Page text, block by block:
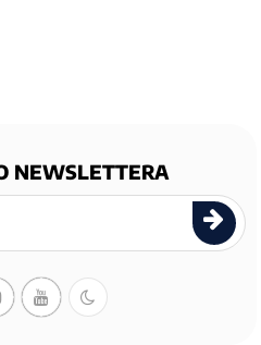
NEWSLETTERA